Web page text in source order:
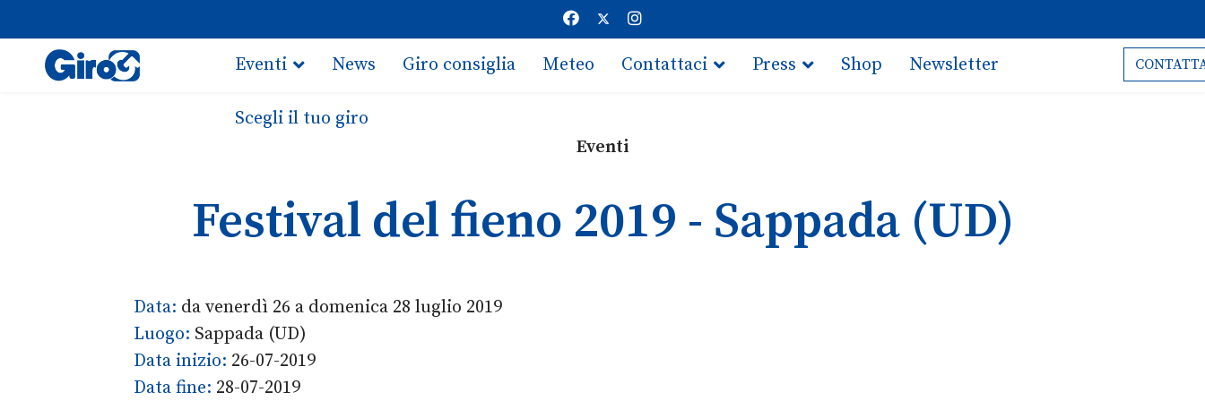
Eventi News Giro consiglia Meteo Contattaci Press Shop Newsletter
Scegli il tuo giro
Eventi
Festival del fieno 2019 - Sappada (UD)
Data: da venerdì 26 a domenica 28 luglio 2019
Luogo: Sappada (UD)
Data inizio: 26-07-2019
Data fine: 28-07-2019